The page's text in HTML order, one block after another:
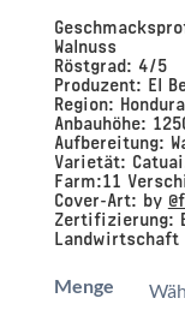
Walnuss
Röstgrad: 4/5
Produzent: El
Region:
Anbauhöhe:
Aufbereitung:
Varietät:
Farm:11
Cover-Art: by
Zertifizierung:
Landwirtschaft
Menge